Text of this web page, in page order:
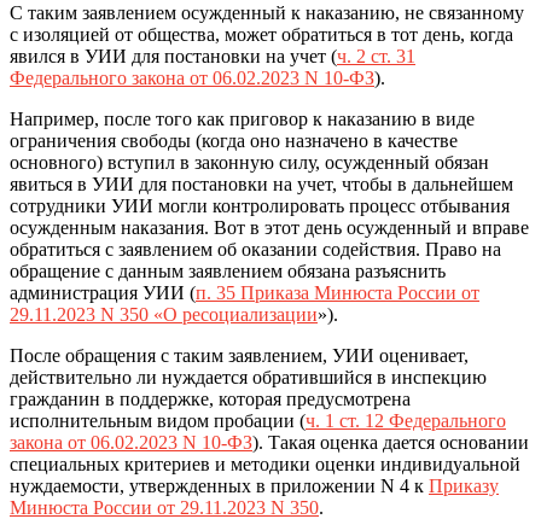
С таким заявлением осужденный к наказанию, не связанному
с изоляцией от общества, может обратиться в тот день, когда
явился в УИИ для постановки на учет (ч. 2 ст. 31
Федерального закона от 06.02.2023 N 10-ФЗ).
Например, после того как приговор к наказанию в виде
ограничения свободы (когда оно назначено в качестве
основного) вступил в законную силу, осужденный обязан
явиться в УИИ для постановки на учет, чтобы в дальнейшем
сотрудники УИИ могли контролировать процесс отбывания
осужденным наказания. Вот в этот день осужденный и вправе
обратиться с заявлением об оказании содействия. Право на
обращение с данным заявлением обязана разъяснить
администрация УИИ (п. 35 Приказа Минюста России от
29.11.2023 N 350 «О ресоциализации»).
После обращения с таким заявлением, УИИ оценивает,
действительно ли нуждается обратившийся в инспекцию
гражданин в поддержке, которая предусмотрена
исполнительным видом пробации (ч. 1 ст. 12 Федерального
закона от 06.02.2023 N 10-ФЗ). Такая оценка дается основании
специальных критериев и методики оценки индивидуальной
нуждаемости, утвержденных в приложении N 4 к Приказу
Минюста России от 29.11.2023 N 350.